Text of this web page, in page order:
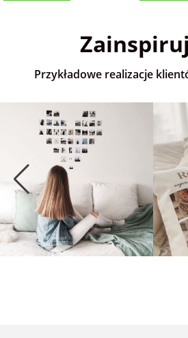
Przykładowe realizacje